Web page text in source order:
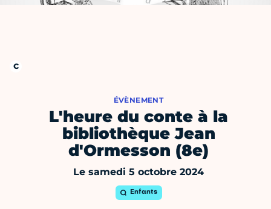
ÉVÈNEMENT
L'heure du conte à la
bibliothèque Jean
d'Ormesson (8e)
Le samedi 5 octobre 2024
Enfants